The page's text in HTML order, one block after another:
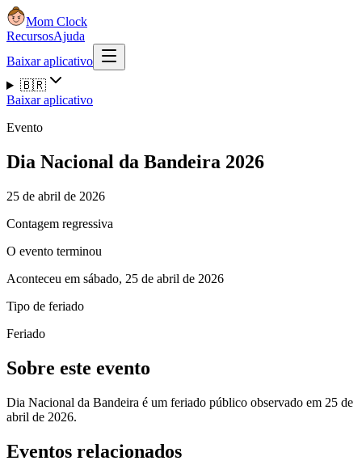
Mom Clock
RecursosAjuda
Baixar aplicativo
🇧🇷
Baixar aplicativo
Evento
Dia Nacional da Bandeira 2026
25 de abril de 2026
Contagem regressiva
O evento terminou
Aconteceu em sábado, 25 de abril de 2026
Tipo de feriado
Feriado
Sobre este evento
Dia Nacional da Bandeira é um feriado público observado em 25 de
abril de 2026.
Eventos relacionados